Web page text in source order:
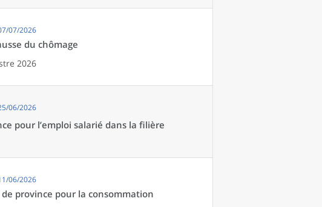
07/2026
du chômage
2026
06/2026
pour l’emploi salarié dans la filière
06/2026
province pour la consommation